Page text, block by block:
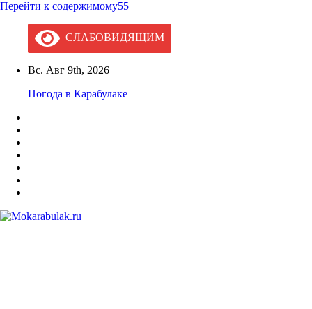
Перейти к содержимому55
СЛАБОВИДЯЩИМ
Вс. Авг 9th, 2026
Погода в Карабулаке